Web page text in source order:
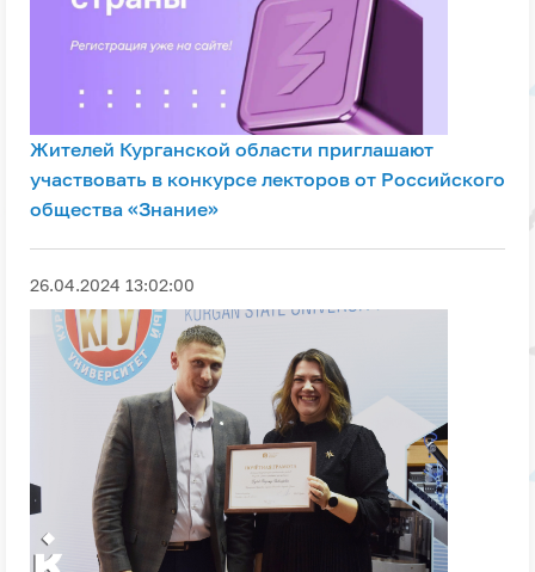
Жителей Курганской области приглашают
участвовать в конкурсе лекторов от Российского
общества «Знание»
26.04.2024 13:02:00